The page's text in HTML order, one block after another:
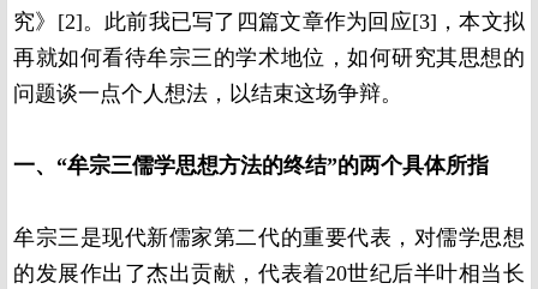
究》[2]。此前我已写了四篇文章作为回应[3]，本文拟
再就如何看待牟宗三的学术地位，如何研究其思想的
问题谈一点个人想法，以结束这场争辩。
一、“牟宗三儒学思想方法的终结”的两个具体所指
牟宗三是现代新儒家第二代的重要代表，对儒学思想
的发展作出了杰出贡献，代表着20世纪后半叶相当长